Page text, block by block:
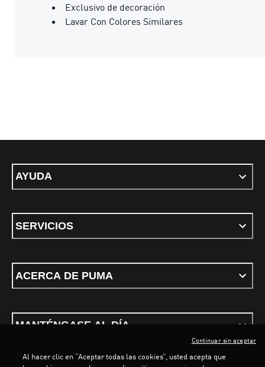
Exclusivo de decoración
Lavar Con Colores Similares
AYUDA
SERVICIOS
ACERCA DE PUMA
MANTÉNGASE AL DÍA
Al hacer clic en “Aceptar todas las cookies”, usted acepta que
Continuar sin aceptar